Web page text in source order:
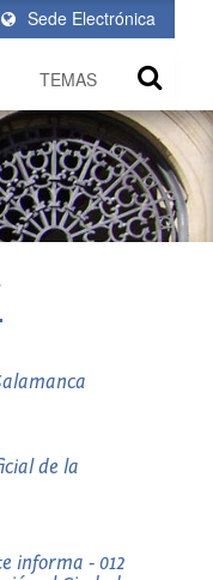
Sede Electrónica
TEMAS
de la
informa - 012